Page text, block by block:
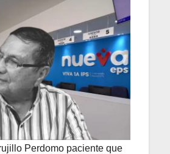
Perdomo paciente que